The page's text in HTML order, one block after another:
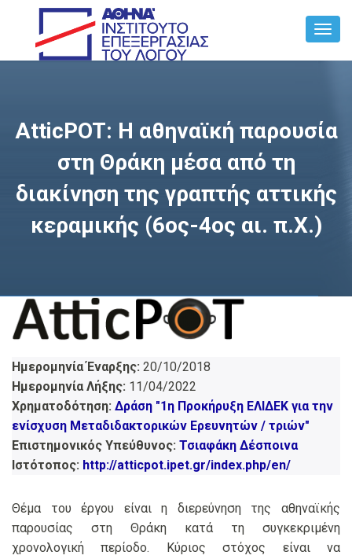
AtticPOT: Η αθηναϊκή παρουσία
στη Θράκη μέσα από τη
διακίνηση της γραπτής αττικής
κεραμικής (6ος-4ος αι. π.Χ.)
Ημερομηνία Έναρξης: 20/10/2018
Ημερομηνία Λήξης: 11/04/2022
Χρηματοδότηση: Δράση "1η Προκήρυξη ΕΛΙΔΕΚ για την
ενίσχυση Μεταδιδακτορικών Ερευνητών / τριών"
Επιστημονικός Υπεύθυνος: Τσιαφάκη Δέσποινα
Ιστότοπος: http://atticpot.ipet.gr/index.php/en/
Θέμα του έργου είναι η διερεύνηση της αθηναϊκής
παρουσίας στη Θράκη κατά τη συγκεκριμένη
χρονολογική περίοδο. Κύριος στόχος είναι να